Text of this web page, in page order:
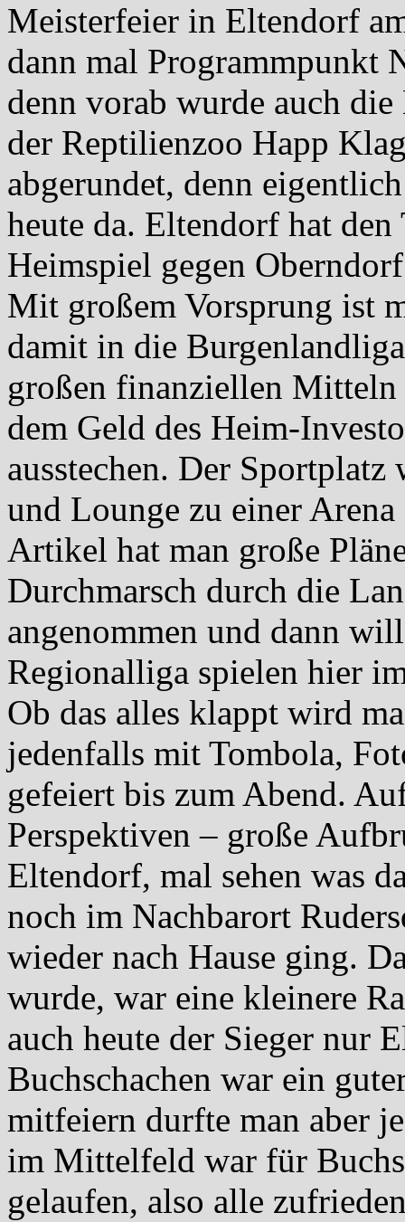
Meisterfeier in Eltendorf
dann mal Programmpunkt
denn vorab wurde auch
der Reptilienzoo Happ
abgerundet, denn
heute da. Eltendorf hat
Heimspiel gegen
Mit großem Vorsprung ist
damit in die
großen finanziellen Mitteln
dem Geld des Heim-
ausstechen. Der
und Lounge zu einer
Artikel hat man große
Durchmarsch durch die
angenommen und dann
Regionalliga spielen hier
Ob das alles klappt wird
jedenfalls mit Tombola,
gefeiert bis zum Abend.
Perspektiven – große
Eltendorf, mal sehen was
noch im Nachbarort
wieder nach Hause ging.
wurde, war eine kleinere
auch heute der Sieger nur
Buchschachen war ein
mitfeiern durfte man aber
im Mittelfeld war für
gelaufen, also alle